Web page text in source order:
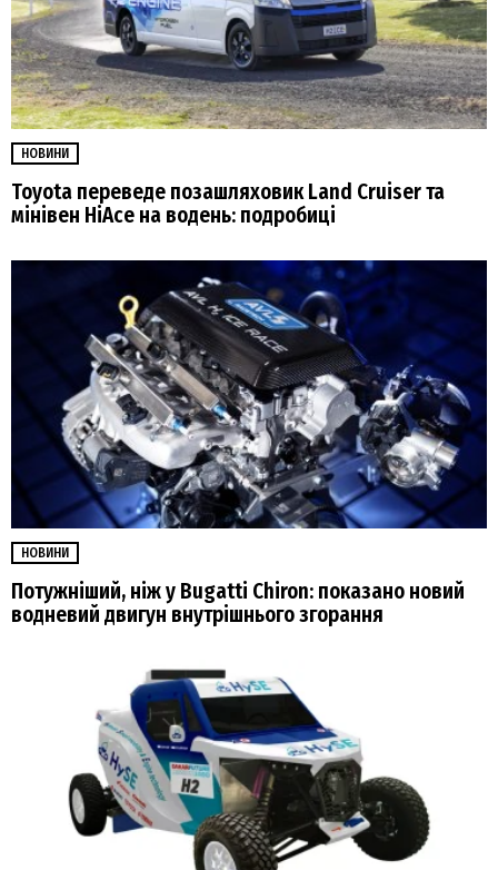
НОВИНИ
Toyota переведе позашляховик Land Cruiser та
мінівен HiAce на водень: подробиці
НОВИНИ
Потужніший, ніж у Bugatti Chiron: показано новий
водневий двигун внутрішнього згорання